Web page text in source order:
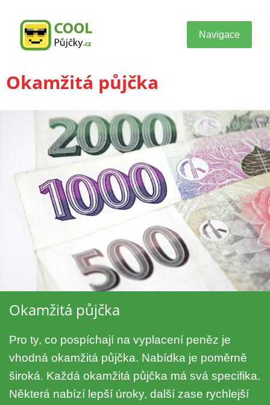
Navigace
Okamžitá půjčka
Okamžitá půjčka
Pro ty, co pospíchají na vyplacení peněz je
vhodná okamžitá půjčka. Nabídka je poměrně
široká. Každá okamžitá půjčka má svá specifika.
Některá nabízí lepší úroky, další zase rychlejší